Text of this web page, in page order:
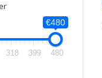
€480
318 399 480